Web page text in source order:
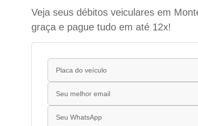
Veja seus débitos veiculares em
graça e pague tudo em até 12x!